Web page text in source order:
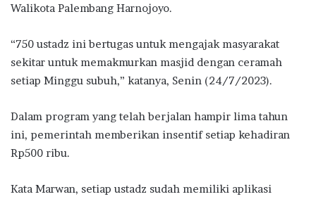
Walikota Palembang Harnojoyo.
“750 ustadz ini bertugas untuk mengajak masyarakat
sekitar untuk memakmurkan masjid dengan ceramah
setiap Minggu subuh,” katanya, Senin (24/7/2023).
Dalam program yang telah berjalan hampir lima tahun
ini, pemerintah memberikan insentif setiap kehadiran
Rp500 ribu.
Kata Marwan, setiap ustadz sudah memiliki aplikasi